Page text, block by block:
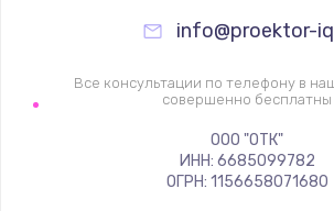
info@proektor-
Все консультации по телефону в
совершенно бесплатны
ООО "ОТК"
ИНН: 6685099782
ОГРН: 1156658071680